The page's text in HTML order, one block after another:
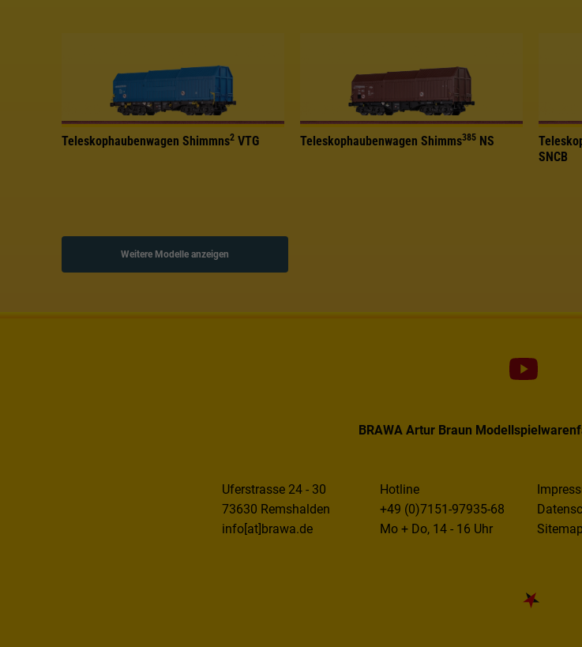
Teleskophaubenwagen Shimmns2 VTG Teleskophaubenwagen Shimms385 NS
SNCB
Weitere Modelle anzeigen
BRAWA Artur Braun
Uferstrasse 24 - 30
73630 Remshalden
info[at]brawa.de
Hotline
+49 (0)7151-97935-68
Mo + Do, 14 - 16 Uhr
Sitemap